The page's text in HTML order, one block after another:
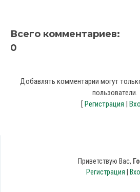
Всего комментариев:
0
Добавлять комментарии могут
пользователи.
[Регистрация |
Приветствую Вас,
Регистрация